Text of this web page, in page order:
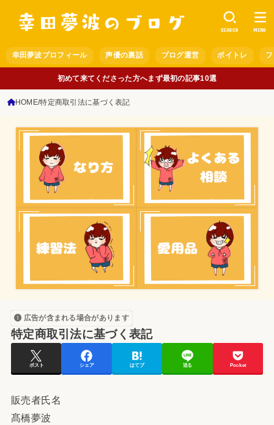
幸田夢波プロフィール 声優の裏話 ブログ運営 ボイトレ
SEARCH MENU
初めて来てくださった方へまず最初の記事10選
HOME 特定商取引法に基づく表記
広告が含まれる場合があります
特定商取引法に基づく表記
ポスト シェア はてブ 送る Pocket
販売者氏名
髙橋夢波